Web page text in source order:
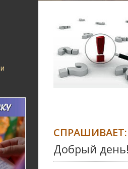
СПРАШИВАЕТ:
Добрый